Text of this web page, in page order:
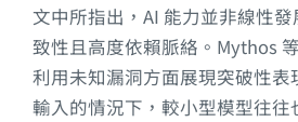
文中所指出，AI 能力並非線性
致性且高度依賴脈絡。Mythos
利用未知漏洞方面展現突破性表
輸入的情況下，較小型模型往往